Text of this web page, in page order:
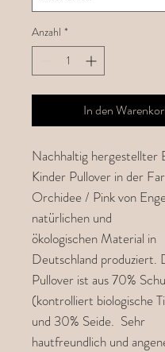
Anzahl *
In den
Nachhaltig hergestellter
Kinder Pullover in der
Orchidee / Pink von
natürlichen und
ökologischen Material in
Deutschland produziert.
Pullover ist aus 70%
(kontrolliert biologische
und 30% Seide. Sehr
hautfreundlich und